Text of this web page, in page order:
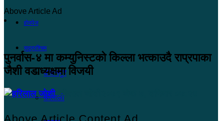
होमपेज
सुदूरपश्चिम
कंचनपुर
कैलाली
Above Article Ad
पुनर्वास-४ मा कम्युनिस्टको किल्ला भत्काउदै राप्रपाका
जैशी वडाध्यक्षमा विजयी
हरिलाल जोशी